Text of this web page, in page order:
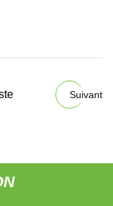
Suivant